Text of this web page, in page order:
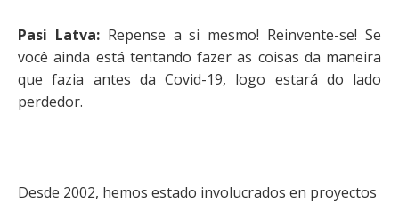
Pasi Latva: Repense a si mesmo! Reinvente-se! Se
você ainda está tentando fazer as coisas da maneira
que fazia antes da Covid-19, logo estará do lado
perdedor.
Desde 2002, hemos estado involucrados en proyectos